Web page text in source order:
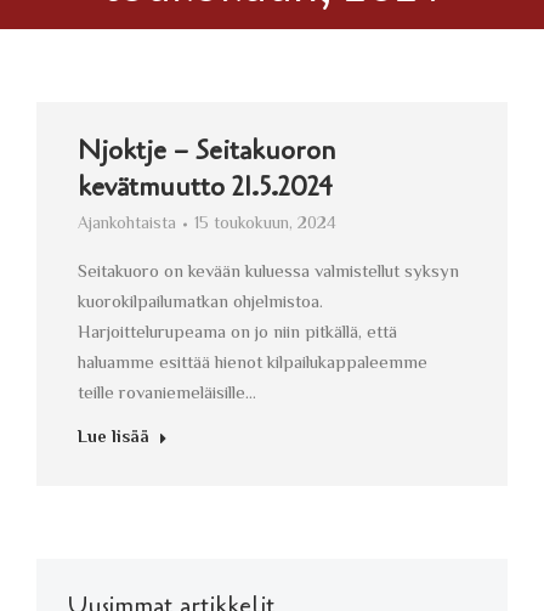
Njoktje – Seitakuoron
kevätmuutto 21.5.2024
Ajankohtaista 15 toukokuun, 2024
Seitakuoro on kevään kuluessa valmistellut syksyn
kuorokilpailumatkan ohjelmistoa.
Harjoittelurupeama on jo niin pitkällä, että
haluamme esittää hienot kilpailukappaleemme
teille rovaniemeläisille…
Lue lisää